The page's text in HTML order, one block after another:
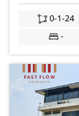
0-1-24
-